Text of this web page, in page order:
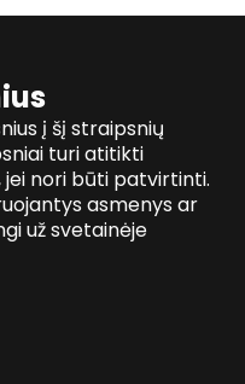
į šį straipsnių
turi atitikti
nori būti patvirtinti.
asmenys ar
už svetainėje